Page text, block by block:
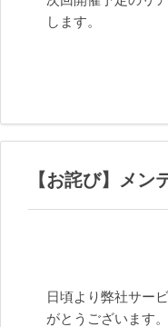
します。
【お詫び】メン
日頃より弊社サー
がとうございます。